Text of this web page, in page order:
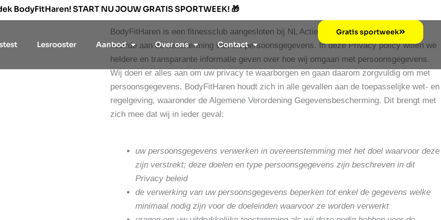
BodyFitHaren! START NU JOUW GRATIS SPORTWEEK! 🎁
Lesrooster Aanbod Over ons Contact
Gratis sportweek
BodyFitHaren is een fitnessclub aangesloten bij NL Actief. BodyFitHaren hecht veel
waarde aan de bescherming van uw persoonsgegevens. In deze Privacy policy willen we
heldere en transparante informatie geven over hoe wij omgaan met persoonsgegevens.
Wij doen er alles aan om uw privacy te waarborgen en gaan daarom zorgvuldig om met
persoonsgegevens. BodyFitHaren houdt zich in alle gevallen aan de toepasselijke wet- en
regelgeving, waaronder de Algemene Verordening Gegevensbescherming. Dit brengt met
zich mee dat wij in ieder geval:
uw persoonsgegevens verwerken in overeenstemming met het doel waarvoor deze
zijn verstrekt; deze doelen en type persoonsgegevens zijn beschreven in dit
Privacy beleid
de verwerking van uw persoonsgegevens beperken tot enkel de gegevens welke
minimaal nodig zijn voor de doeleinden waarvoor ze worden verwerkt